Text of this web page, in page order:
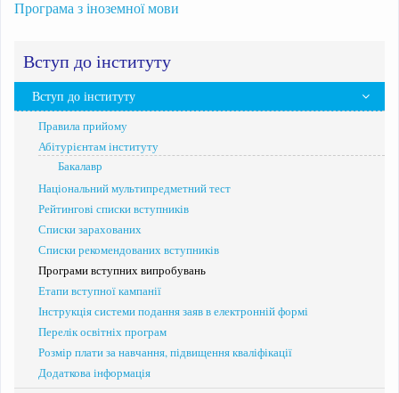
Програма з іноземної мови
Вступ до інституту
Вступ до інституту
Правила прийому
Абітурієнтам інституту
Бакалавр
Національний мультипредметний тест
Рейтингові списки вступників
Списки зарахованих
Списки рекомендованих вступників
Програми вступних випробувань
Етапи вступної кампанії
Інструкція системи подання заяв в електронній формі
Перелік освітніх програм
Розмір плати за навчання, підвищення кваліфікації
Додаткова інформація